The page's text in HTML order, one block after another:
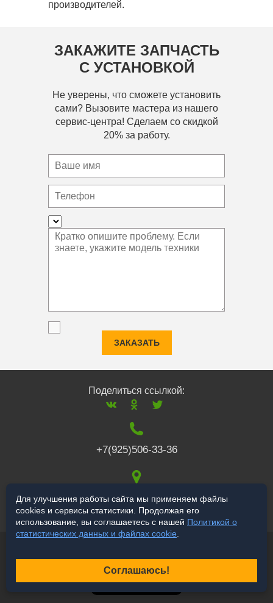
производителей.
ЗАКАЖИТЕ ЗАПЧАСТЬ
С УСТАНОВКОЙ
Не уверены, что сможете установить
сами? Вызовите мастера из нашего
сервис-центра! Сделаем со скидкой
20% за работу.
ЗАКАЗАТЬ
Поделиться ссылкой:
+7(925)506-33-36
117519,г. Москва,
Варшавское ш., 132
Продвижение сайта
Для улучшения работы сайта мы применяем файлы
cookies и сервисы статистики. Продолжая его
использование, вы соглашаетесь с нашей Политикой о
статистических данных и файлах cookie
Соглашаюсь!